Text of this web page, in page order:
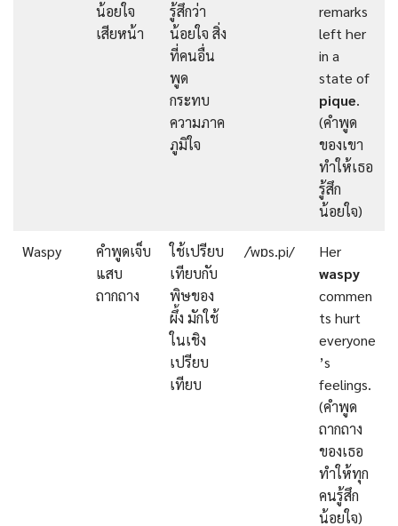
น้อยใจ
เสียหน้า
รู้สึกว่า
น้อยใจ สิ่ง
ที่คนอื่น
พูด
กระทบ
ความภาค
ภูมิใจ
remarks
left her
in a
state of
pique.
(คำพูด
ของเขา
ทำให้เธอ
รู้สึก
น้อยใจ)
Waspy
คำพูดเจ็บ
แสบ
ถากถาง
ใช้เปรียบ
เทียบกับ
พิษของ
ผึ้ง มักใช้
ในเชิง
เปรียบ
เทียบ
/ˈwɒs.pi/
Her
waspy
commen
ts hurt
everyone
’s
feelings.
(คำพูด
ถากถาง
ของเธอ
ทำให้ทุก
คนรู้สึก
น้อยใจ)